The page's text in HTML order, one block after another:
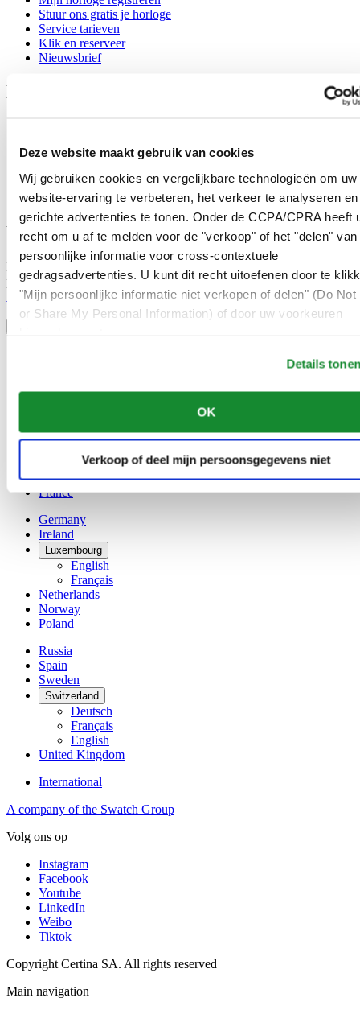
Deze website maakt gebruik van cookies
Wij gebruiken cookies en vergelijkbare technologieën om uw
website-ervaring te verbeteren, het verkeer te analyseren en
gerichte advertenties te tonen. Onder de CCPA/CPRA heeft
recht om u af te melden voor de "verkoop" of het "delen" van
persoonlijke informatie voor cross-contextuele
gedragsadvertenties. U kunt dit recht uitoefenen door te
"Mijn persoonlijke informatie niet verkopen of delen" (Do Not
or Share My Personal Information) of door uw voorkeuren
Details
OK
Verkoop of deel mijn persoonsgegevens niet
Stuur ons gratis je horloge
Service tarieven
Klik en reserveer
Nieuwsbrief
Legal
Cookie meldingen
Verkoopvoorwaarden
Herroeping van de overeenkomst
Word lid van de CERTINA club
Meld je aan en ontvang exclusieve aanbiedingen en
productrecensies
Schrijf je in!
Selecteer een land/regio
English
Denmark
Finland
France
Germany
Ireland
Luxembourg
English
Français
Netherlands
Norway
Poland
Russia
Spain
Sweden
Switzerland
Deutsch
Français
English
United Kingdom
International
A company of the Swatch Group
Volg ons op
Instagram
Facebook
Youtube
LinkedIn
Weibo
Tiktok
Copyright Certina SA. All rights reserved
Main navigation